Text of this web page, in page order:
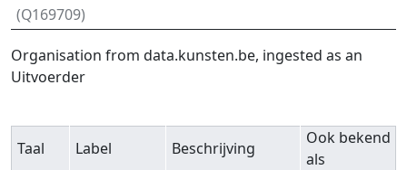
(Q169709)
Ga naar:navigatie,zoeken
Organisation from data.kunsten.be, ingested as an
Uitvoerder
Taal Label Beschrijving
Ook bekend
als